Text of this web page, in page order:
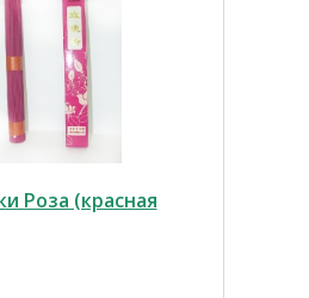
Роза (красная